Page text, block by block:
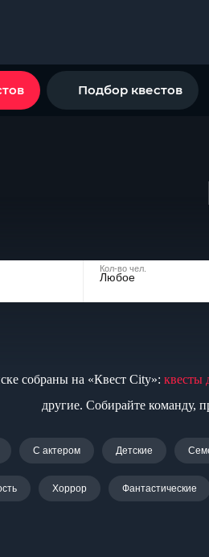
Подбор квестов
Кол-во чел.
Любое
собраны на «Квест City»: квесты
другие. Собирайте команду,
С актером Детские
Хоррор Фантастические